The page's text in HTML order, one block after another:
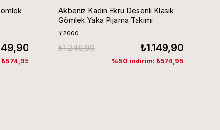
Akbeniz Kadın Ekru Desenli Klasik
Gömlek Yaka Pijama Takımı
Y2000
₺1.149,90
₺1.249,90
%50 indirim: ₺574,95